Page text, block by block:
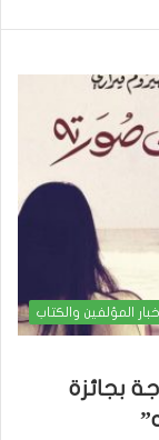
أخبار المؤلفين والكتاب
بجائزة